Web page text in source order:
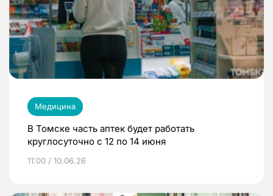
Медицина
В Томске часть аптек будет работать
круглосуточно с 12 по 14 июня
11:00 / 10.06.26